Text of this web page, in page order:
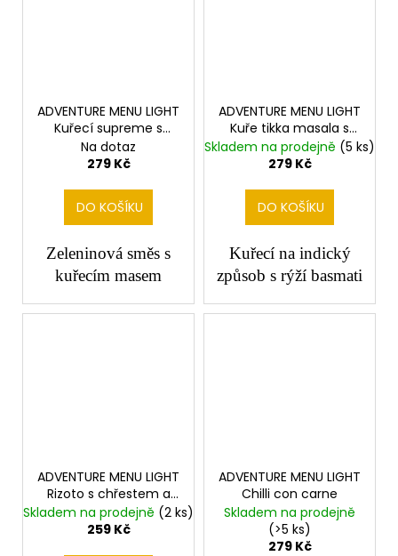
ADVENTURE MENU LIGHT
Kuřecí supreme s
ratatouille
Na dotaz
279 Kč
DO KOŠÍKU
Zeleninová směs s
kuřecím masem
ADVENTURE MENU LIGHT
Kuře tikka masala s
rýží
Skladem na prodejně (5 ks)
279 Kč
DO KOŠÍKU
Kuřecí na indický
způsob s rýží basmati
ADVENTURE MENU LIGHT
Rizoto s chřestem a
brokolicí
Skladem na prodejně (2 ks)
259 Kč
ADVENTURE MENU LIGHT
Chilli con carne
Skladem na prodejně
(>5 ks)
279 Kč